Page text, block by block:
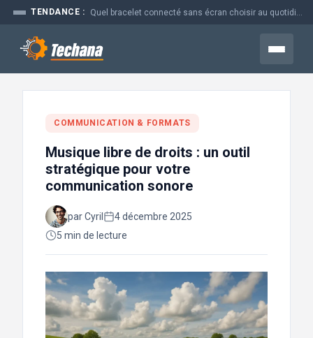
Aller
contenu
TENDANCE :
Menu
COMMUNICATION & FORMATS
Musique libre de droits : un outil
stratégique pour votre
communication sonore
par Cyril
4 décembre 2025
5 min de lecture